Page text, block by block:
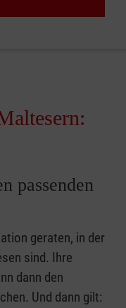
passenden
geraten, in der
sind. Ihre
dann den
Und dann gilt: